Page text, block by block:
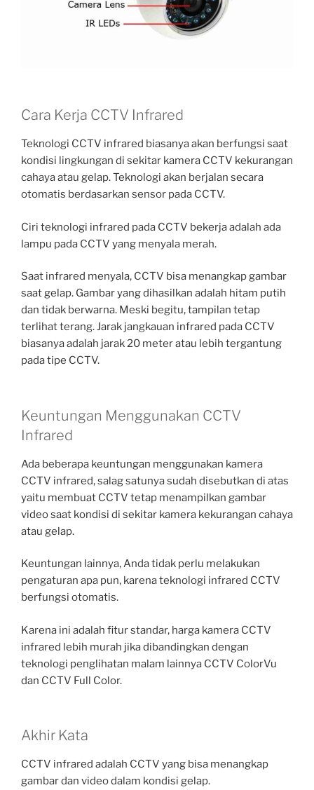
Cara Kerja CCTV Infrared
Teknologi CCTV infrared biasanya akan berfungsi saat
kondisi lingkungan di sekitar kamera CCTV kekurangan
cahaya atau gelap. Teknologi akan berjalan secara
otomatis berdasarkan sensor pada CCTV.
Ciri teknologi infrared pada CCTV bekerja adalah ada
lampu pada CCTV yang menyala merah.
Saat infrared menyala, CCTV bisa menangkap gambar
saat gelap. Gambar yang dihasilkan adalah hitam putih
dan tidak berwarna. Meski begitu, tampilan tetap
terlihat terang. Jarak jangkauan infrared pada CCTV
biasanya adalah jarak 20 meter atau lebih tergantung
pada tipe CCTV.
Keuntungan Menggunakan CCTV
Infrared
Ada beberapa keuntungan menggunakan kamera
CCTV infrared, salag satunya sudah disebutkan di atas
yaitu membuat CCTV tetap menampilkan gambar
video saat kondisi di sekitar kamera kekurangan cahaya
atau gelap.
Keuntungan lainnya, Anda tidak perlu melakukan
pengaturan apa pun, karena teknologi infrared CCTV
berfungsi otomatis.
Karena ini adalah fitur standar, harga kamera CCTV
infrared lebih murah jika dibandingkan dengan
teknologi penglihatan malam lainnya CCTV ColorVu
dan CCTV Full Color.
Akhir Kata
CCTV infrared adalah CCTV yang bisa menangkap
gambar dan video dalam kondisi gelap.